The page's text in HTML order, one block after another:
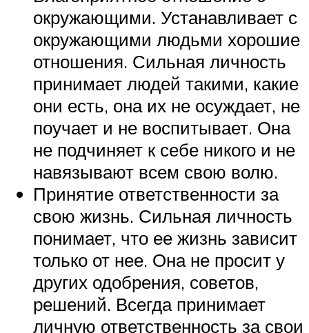
окружающими. Устанавливает с
окружающими людьми хорошие
отношения. Сильная личность
принимает людей такими, какие
они есть, она их не осуждает, не
поучает и не воспитывает. Она
не подчиняет к себе никого и не
навязывают всем свою волю.
Принятие ответственности за
свою жизнь. Сильная личность
понимает, что ее жизнь зависит
только от нее. Она не просит у
других одобрения, советов,
решений. Всегда принимает
личную ответственность за свои